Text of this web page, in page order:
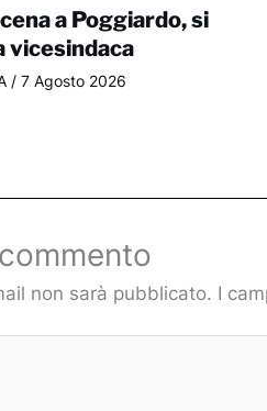
a Poggiardo, si
vicesindaca
/ 7 Agosto 2026
non sarà pubblicato. I